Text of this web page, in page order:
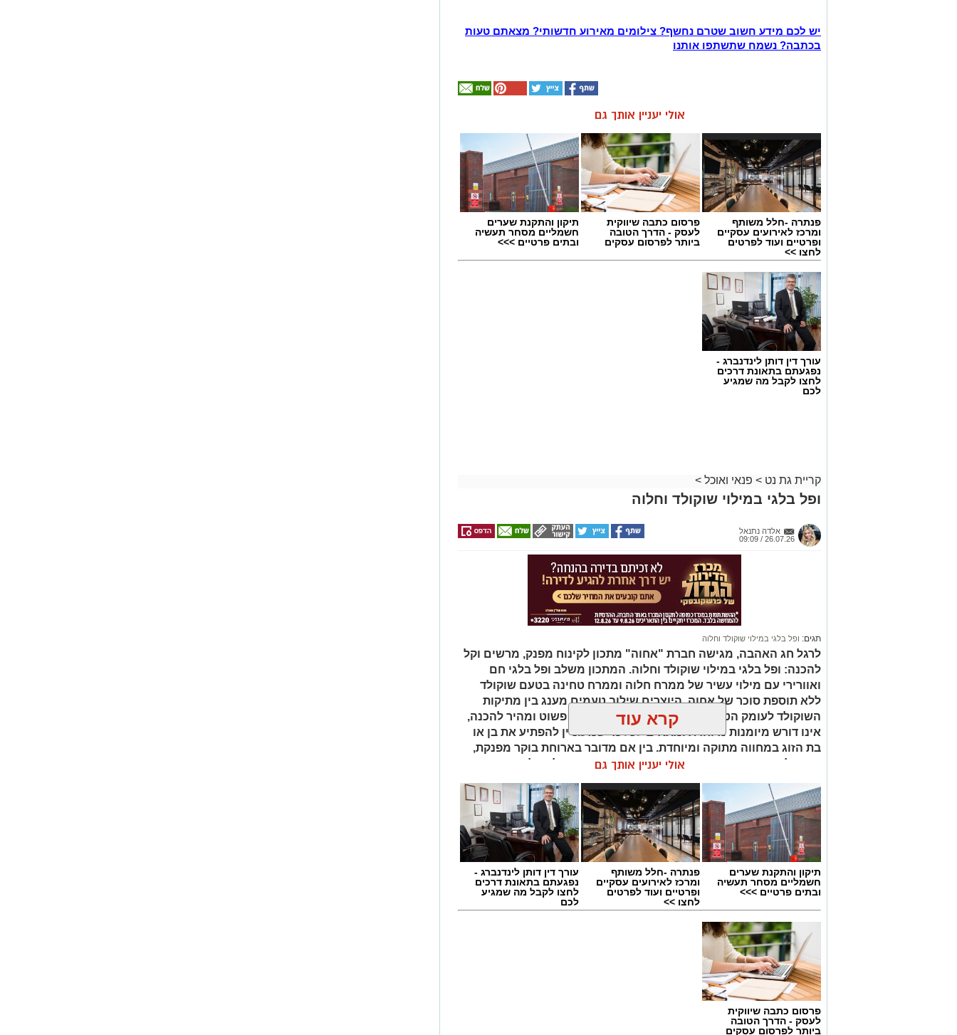
יש לכם מידע חשוב שטרם נחשף? צילומים מאירוע חדשותי? מצאתם טעות
בכתבה? נשמח שתשתפו אותנו
אולי יעניין אותך גם
פנתרה -חלל משותף
ומרכז לאירועים עסקיים
ופרטיים ועוד לפרטים
לחצו >>
פרסום כתבה שיווקית
לעסק - הדרך הטובה
ביותר לפרסום עסקים
תיקון והתקנת שערים
חשמליים מסחר תעשיה
ובתים פרטיים >>>
עורך דין דותן לינדנברג -
נפגעתם בתאונת דרכים
לחצו לקבל מה שמגיע
לכם
קריית גת נט > פנאי ואוכל >
ופל בלגי במילוי שוקולד וחלוה
אלדה נתנאל
26.07.26 / 09:09
תגים: ופל בלגי במילוי שוקולד וחלוה
לרגל חג האהבה, מגישה חברת "אחוה" מתכון לקינוח מפנק, מרשים וקל
להכנה: ופל בלגי במילוי שוקולד וחלוה. המתכון משלב ופל בלגי חם
ואוורירי עם מילוי עשיר של ממרח חלוה וממרח טחינה בטעם שוקולד
ללא תוספת סוכר של אחוה, היוצרים שילוב טעמים מענג בין מתיקות
השוקולד לעומק הטעם הייחודי של החלוה. המתכון פשוט ומהיר להכנה,
אינו דורש מיומנות מיוחדת ומתאים לכל מי שמעוניין להפתיע את בן או
בת הזוג במחווה מתוקה ומיוחדת. בין אם מדובר בארוחת בוקר מפנקת,
קינוח לארוחה רומנטית או פינוק זוגי בסוף היום, הוופל הבלגי בטעם
קרא עוד
אולי יעניין אותך גם
תיקון והתקנת שערים
חשמליים מסחר תעשיה
ובתים פרטיים >>>
פנתרה -חלל משותף
ומרכז לאירועים עסקיים
ופרטיים ועוד לפרטים
לחצו >>
עורך דין דותן לינדנברג -
נפגעתם בתאונת דרכים
לחצו לקבל מה שמגיע
לכם
פרסום כתבה שיווקית
לעסק - הדרך הטובה
ביותר לפרסום עסקים